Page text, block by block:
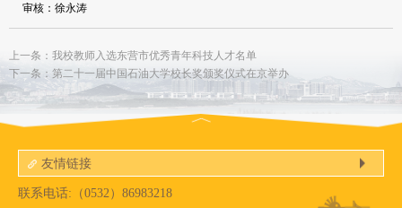
审核：徐永涛
上一条：我校教师入选东营市优秀青年科技人才名单
下一条：第二十一届中国石油大学校长奖颁奖仪式在京举办
友情链接
联系电话:（0532）86983218